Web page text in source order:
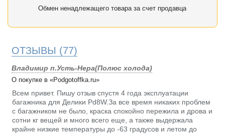
Обмен ненадлежащего товара за счет продавца
ОТЗЫВЫ (77)
Владимир п.Усть-Нера(Полюс холода)
О покупке в «Podgotoffka.ru»
Всем привет. Пишу отзыв спустя 4 года эксплуатации
багажника для Делики Pd8W.За все время никаких проблем
с багажником не было, краска спокойно пережила и дрова и
сотни кг вещей и много всего еще, а также выдержала
крайне низкие температуры до -63 градусов и летом до